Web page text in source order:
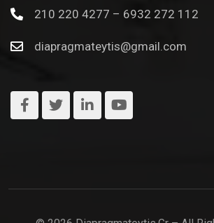
210 220 4277 – 6932 272 112
diapragmateytis@gmail.com